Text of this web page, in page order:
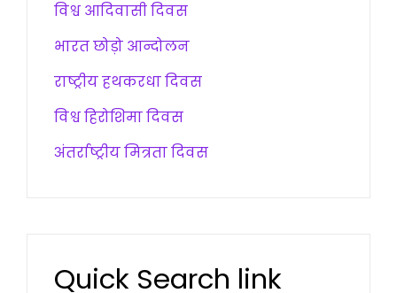
विश्व आदिवासी दिवस
भारत छोड़ो आन्दोलन
राष्ट्रीय हथकरधा दिवस
विश्व हिरोशिमा दिवस
अंतर्राष्ट्रीय मित्रता दिवस
Quick Search link